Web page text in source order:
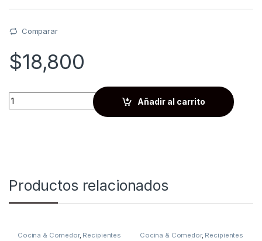
Comparar
$18,800
Quantity
Añadir al carrito
Productos relacionados
Cocina & Comedor, Recipientes Cocina & Comedor, Recipientes